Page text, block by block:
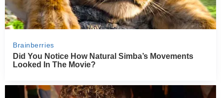
PRZETWORY